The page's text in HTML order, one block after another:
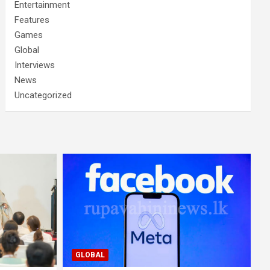
Entertainment
Features
Games
Global
Interviews
News
Uncategorized
GLOBAL